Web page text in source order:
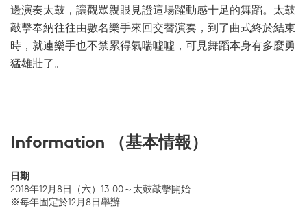
邊演奏太鼓，讓觀眾親眼見證這場躍動感十足的舞蹈。太鼓
敲擊奉納往往由數名樂手來回交替演奏，到了曲式終於結束
時，就連樂手也不禁累得氣喘噓噓，可見舞蹈本身有多麼勇
猛雄壯了。
Information （基本情報）
日期
2018年12月8日（六）13:00～太鼓敲擊開始
※每年固定於12月8日舉辦